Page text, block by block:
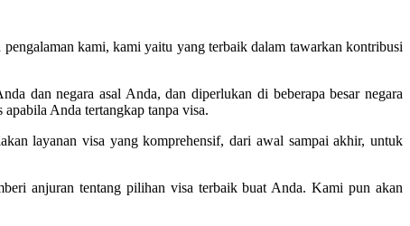
kami, kami yaitu yang terbaik dalam tawarkan kontribusi
dan negara asal Anda, dan diperlukan di beberapa besar negara
Anda tertangkap tanpa visa.
layanan visa yang komprehensif, dari awal sampai akhir, untuk
anjuran tentang pilihan visa terbaik buat Anda. Kami pun akan